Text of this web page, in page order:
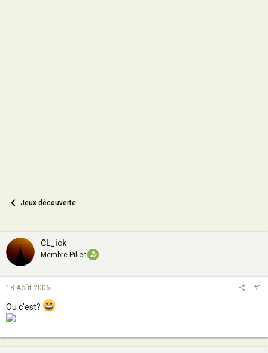
Jeux découverte
CL_ick
Membre Pilier
18 Août 2006 #1
Ou c'est?